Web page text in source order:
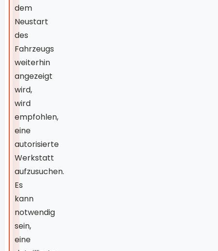
dem
Neustart
des
Fahrzeugs
weiterhin
angezeigt
wird,
wird
empfohlen,
eine
autorisierte
Werkstatt
aufzusuchen.
Es
kann
notwendig
sein,
eine